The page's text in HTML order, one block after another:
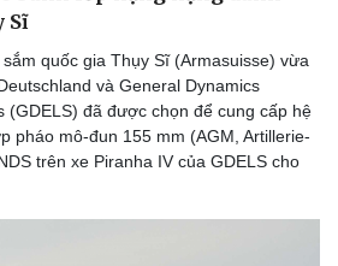
Sĩ
quốc gia Thụy Sĩ (Armasuisse) vừa
và General Dynamics
(GDELS) đã được chọn để cung cấp hệ
pháo mô-đun 155 mm (AGM, Artillerie-
trên xe Piranha IV của GDELS cho